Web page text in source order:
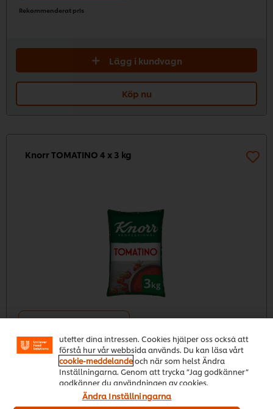
Rekommenderat pris
Lägg i kundvagn
Köp nu
Knorr TOMATINO 4 x 3 kg
491,03kr
Rekommenderat pris
Vi använder cookies och andra tekniker för att
förbättra din upplevelse på vår webbsida. Cookies
delningsfunktion för sociala medier (Facebook,
utefter dina intressen. Cookies hjälper oss också att
förstå hur vår webbsida används. Du kan läsa vårt
cookie-meddelandeoch när som helst Ändra
Inställningarna. Genom att trycka ”Jag godkänner”
godkänner du användningen av cookies.
Ändra Inställningarna